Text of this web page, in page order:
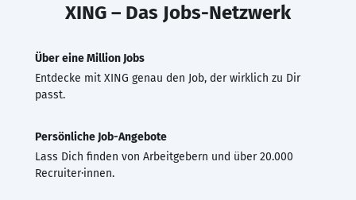
XING – Das Jobs-Netzwerk
Über eine Million Jobs
Entdecke mit XING genau den Job, der wirklich zu Dir
passt.
Persönliche Job-Angebote
Lass Dich finden von Arbeitgebern und über 20.000
Recruiter·innen.